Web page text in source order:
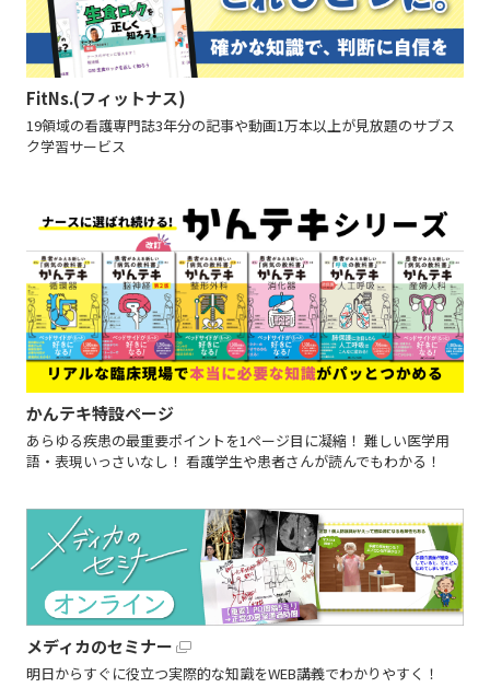
FitNs.(フィットナス)
19領域の看護専門誌3年分の記事や動画1万本以上が見放題のサブス
ク学習サービス
かんテキ特設ページ
あらゆる疾患の最重要ポイントを1ページ目に凝縮！ 難しい医学用
語・表現いっさいなし！ 看護学生や患者さんが読んでもわかる！
メディカのセミナー
明日からすぐに役立つ実際的な知識をWEB講義でわかりやすく！